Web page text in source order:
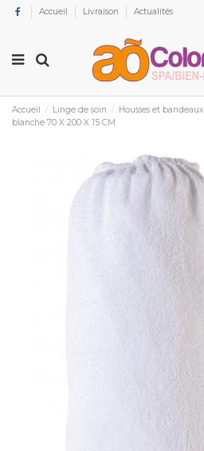
Accueil Livraison Actualités
Accueil Linge de soin Housses et bandeaux
blanche 70 X 200 X 15 CM